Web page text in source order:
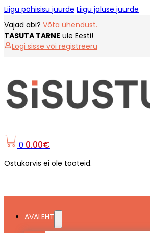
Liigu põhisisu juurde Liigu jaluse juurde
Vajad abi? Võta ühendust.
TASUTA TARNE üle Eesti!
Logi sisse või registreeru
0 0.00€
Ostukorvis ei ole tooteid.
AVALEHT